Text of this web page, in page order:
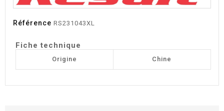
Référence RS231043XL
Fiche technique
Origine Chine